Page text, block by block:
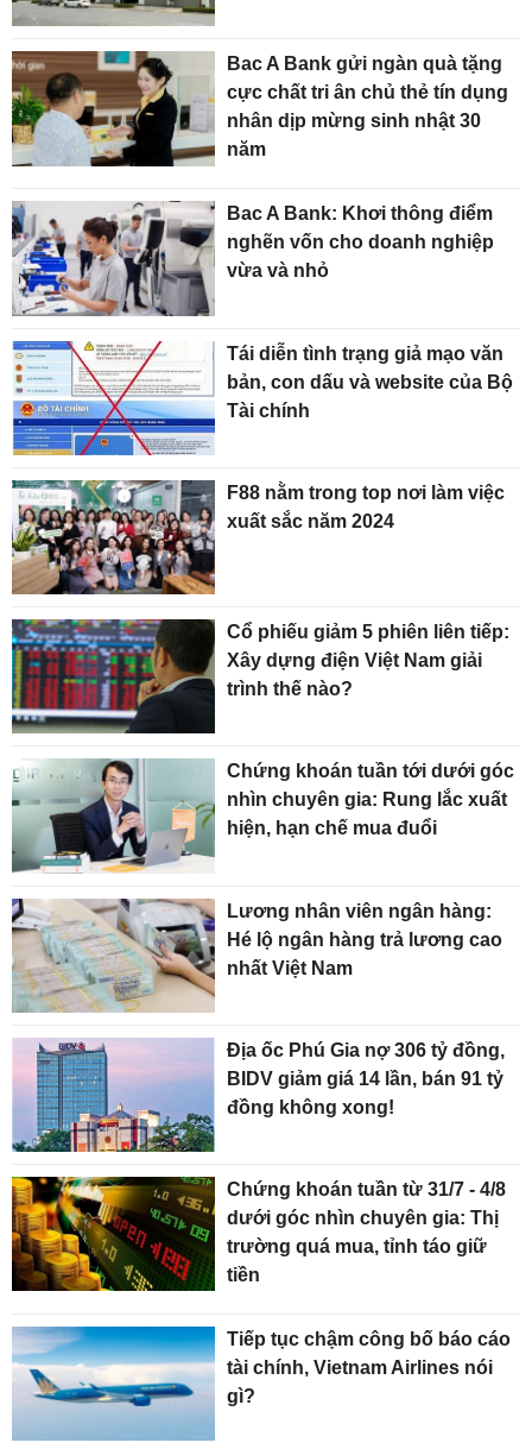
Bac A Bank gửi ngàn quà tặng
cực chất tri ân chủ thẻ tín dụng
nhân dịp mừng sinh nhật 30
năm
Bac A Bank: Khơi thông điểm
nghẽn vốn cho doanh nghiệp
vừa và nhỏ
Tái diễn tình trạng giả mạo văn
bản, con dấu và website của Bộ
Tài chính
F88 nằm trong top nơi làm việc
xuất sắc năm 2024
Cổ phiếu giảm 5 phiên liên tiếp:
Xây dựng điện Việt Nam giải
trình thế nào?
Chứng khoán tuần tới dưới góc
nhìn chuyên gia: Rung lắc xuất
hiện, hạn chế mua đuổi
Lương nhân viên ngân hàng:
Hé lộ ngân hàng trả lương cao
nhất Việt Nam
Địa ốc Phú Gia nợ 306 tỷ đồng,
BIDV giảm giá 14 lần, bán 91 tỷ
đồng không xong!
Chứng khoán tuần từ 31/7 - 4/8
dưới góc nhìn chuyên gia: Thị
trường quá mua, tỉnh táo giữ
tiền
Tiếp tục chậm công bố báo cáo
tài chính, Vietnam Airlines nói
gì?